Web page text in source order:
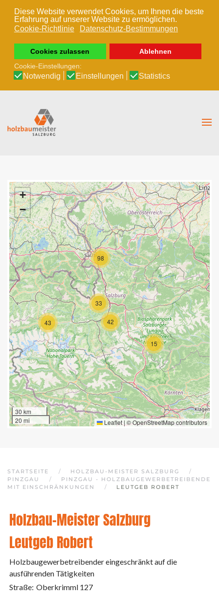
Diese Website verwendet Cookies, um Ihnen die beste
Erfahrung auf unserer Website zu ermöglichen.
Cookie-Richtlinie
Datenschutz-Bestimmungen
Cookies zulassen
Ablehnen
Cookie-Einstellungen:
Notwendig Einstellungen Statistics
Zum Hauptinhalt springen
15
33
42
43
98
+
−
30 km
20 mi
Leaflet | ©OpenStreetMapcontributors
STARTSEITE
HOLZBAU-MEISTER SALZBURG
PINZGAU
PINZGAU - HOLZBAUGEWERBETREIBENDE
MIT EINSCHRÄNKUNGEN
LEUTGEB ROBERT
Holzbau-Meister Salzburg
Leutgeb Robert
Holzbaugewerbetreibender eingeschränkt auf die
ausführenden Tätigkeiten
Straße: Oberkrimml 127